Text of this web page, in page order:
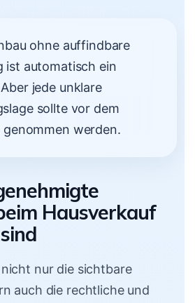
ohne auffindbare
ist automatisch ein
jede unklare
sollte vor dem
werden.
Hausverkauf
nur die sichtbare
auch die rechtliche und